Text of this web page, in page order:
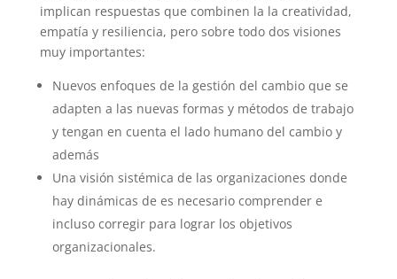
implican respuestas que combinen la la creatividad,
empatía y resiliencia, pero sobre todo dos visiones
muy importantes:
Nuevos enfoques de la gestión del cambio que se
adapten a las nuevas formas y métodos de trabajo
y tengan en cuenta el lado humano del cambio y
además
Una visión sistémica de las organizaciones donde
hay dinámicas de es necesario comprender e
incluso corregir para lograr los objetivos
organizacionales.